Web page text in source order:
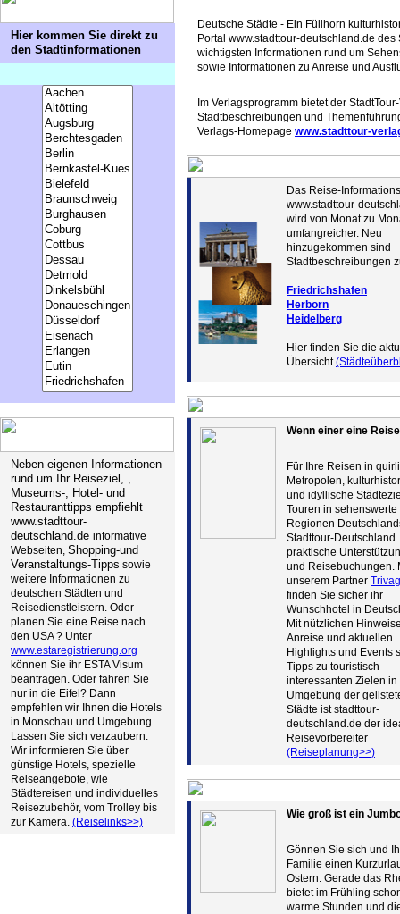
Hier kommen Sie direkt zu
den Stadtinformationen
Neben eigenen Informationen
rund um Ihr Reiseziel, ,
Museums-, Hotel- und
Restauranttipps empfiehlt
www.stadttour-
deutschland.de informative
Webseiten, Shopping-und
Veranstaltungs-Tipps sowie
weitere Informationen zu
deutschen Städten und
Reisedienstleistern. Oder
planen Sie eine Reise nach
den USA ? Unter
www.estaregistrierung.org
können Sie ihr ESTA Visum
beantragen. Oder fahren Sie
nur in die Eifel? Dann
empfehlen wir Ihnen die Hotels
in Monschau und Umgebung.
Lassen Sie sich verzaubern.
Wir informieren Sie über
günstige Hotels, spezielle
Reiseangebote, wie
Städtereisen und individuelles
Reisezubehör, vom Trolley bis
zur Kamera. (Reiselinks>>)
Deutsche Städte - Ein Füllhorn
Portal www.stadttour-deutschland.de
wichtigsten Informationen rund um
sowie Informationen zu Anreise und
Im Verlagsprogramm bietet der
Stadtbeschreibungen und
Verlags-Homepage www.stadttour-
Das Reise-
www.stadttour-
wird von Monat zu
umfangreicher. Neu
hinzugekommen sind
Stadtbeschreibungen
Friedrichshafen
Herborn
Heidelberg
Hier finden Sie die
Übersicht
Wenn einer eine
Für Ihre Reisen in
Metropolen,
und idyllische
Touren in sehenswerte
Regionen
Stadttour-Deutschland
praktische
und Reisebuchungen.
unserem Partner
finden Sie sicher ihr
Wunschhotel in
Mit nützlichen
Anreise und aktuellen
Highlights und Events
Tipps zu touristisch
interessanten Zielen in
Umgebung der
Städte ist stadttour-
deutschland.de der
Reisevorbereiter
(Reiseplanung>>)
Wie groß ist ein
Gönnen Sie sich und
Familie einen
Ostern. Gerade das
bietet im Frühling
warme Stunden und